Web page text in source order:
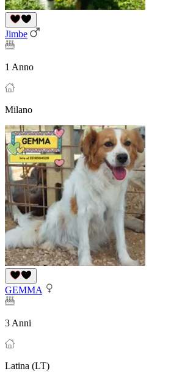
Jimbe
1 Anno
Milano
GEMMA
3 Anni
Latina (LT)